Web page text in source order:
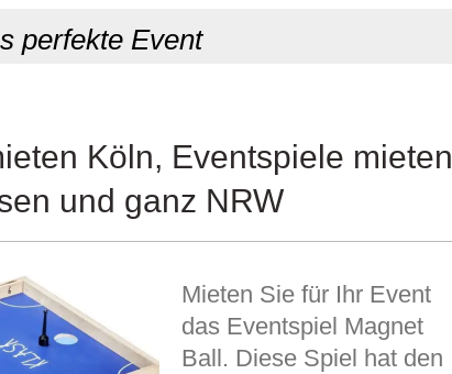
perfekte Event
Köln, Eventspiele mieten
und ganz NRW
Mieten Sie für Ihr Event
das Eventspiel Magnet
Ball. Diese Spiel hat den